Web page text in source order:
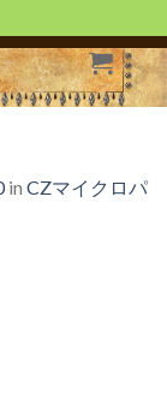
in CZマイクロパ